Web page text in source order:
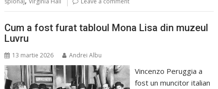
Cum a fost furat tabloul Mona Lisa din muzeul
Luvru
13 martie 2026 Andrei Albu
Vincenzo Peruggia a
fost un muncitor italian